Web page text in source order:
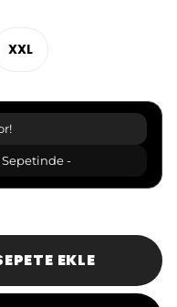
XXL
Sepetinde -
EKLE